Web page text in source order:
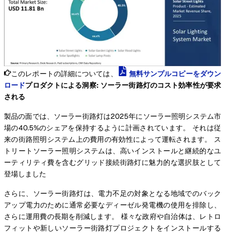
このレポートの詳細については、
無料サンプルコピーをダウン
ロードプロダクトによる洞察: ソーラー街路灯のコスト効率性が要求
される
製品の面では、ソーラー街路灯は2025年にソーラー照明システム市
場の40.5%のシェアを保持するように計画されています。 それは従
来の街路照明システム上の費用の有効性によって運転されます。 ス
トリートソーラー照明システムは、高いインストールと継続的なユ
ーティリティ費を含むグリッド接続街路灯に魅力的な選択肢として
登場しました
さらに、ソーラー街路灯は、電力不足の対象となる地域でのバック
アップ電力のために通常必要なディーゼル発電機の使用を排除し、
さらに運用費の長期を削減します。 様々な政府や自治体は、レトロ
フィットや新しいソーラー街路灯プロジェクトをインストールする